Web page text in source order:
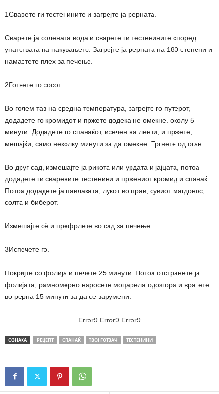
1Сварете ги тестенините и загрејте ја рерната.
Сварете ја солената вода и сварете ги тестенините според
упатствата на пакувањето. Загрејте ја рерната на 180 степени и
намастете плех за печење.
2Гответе го сосот.
Во голем тав на средна температура, загрејте го путерот,
додадете го кромидот и пржете додека не омекне, околу 5
минути. Додадете го спанаќот, исечен на ленти, и пржете,
мешајќи, само неколку минути за да омекне. Тргнете од оган.
Во друг сад, измешајте ја рикота или урдата и јајцата, потоа
додадете ги сварените тестенини и пржениот кромид и спанаќ.
Потоа додадете ја павлаката, лукот во прав, сувиот магдонос,
солта и биберот.
Измешајте сè и префрлете во сад за печење.
3Испечете го.
Покријте со фолија и печете 25 минути. Потоа отстранете ја
фолијата, рамномерно наросете моцарела одозгора и вратете
во рерна 15 минути за да се зарумени.
Error9 Error9 Error9
ОЗНАКА РЕЦЕПТ СПАНАЌ ТВОЈ ГОТВАЧ ТЕСТЕНИНИ